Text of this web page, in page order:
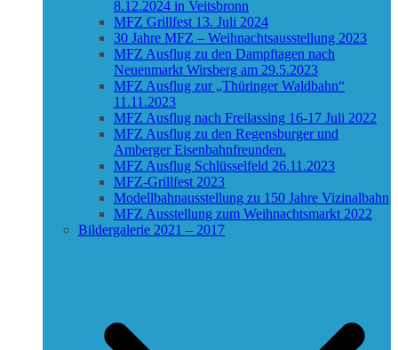
8.12.2024 in Veitsbronn
MFZ Grillfest 13. Juli 2024
30 Jahre MFZ – Weihnachtsausstellung 2023
MFZ Ausflug zu den Dampftagen nach
Neuenmarkt Wirsberg am 29.5.2023
MFZ Ausflug zur „Thüringer Waldbahn“
11.11.2023
MFZ Ausflug nach Freilassing 16-17 Juli 2022
MFZ Ausflug zu den Regensburger und
Amberger Eisenbahnfreunden.
MFZ Ausflug Schlüsselfeld 26.11.2023
MFZ-Grillfest 2023
Modellbahnausstellung zu 150 Jahre Vizinalbahn
MFZ Ausstellung zum Weihnachtsmarkt 2022
Bildergalerie 2021 – 2017